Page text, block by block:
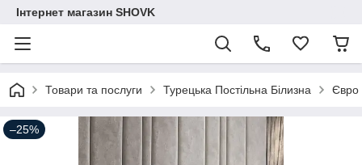
Інтернет магазин SHOVK
Товари та послуги Турецька Постільна Білизна Євро
–25%